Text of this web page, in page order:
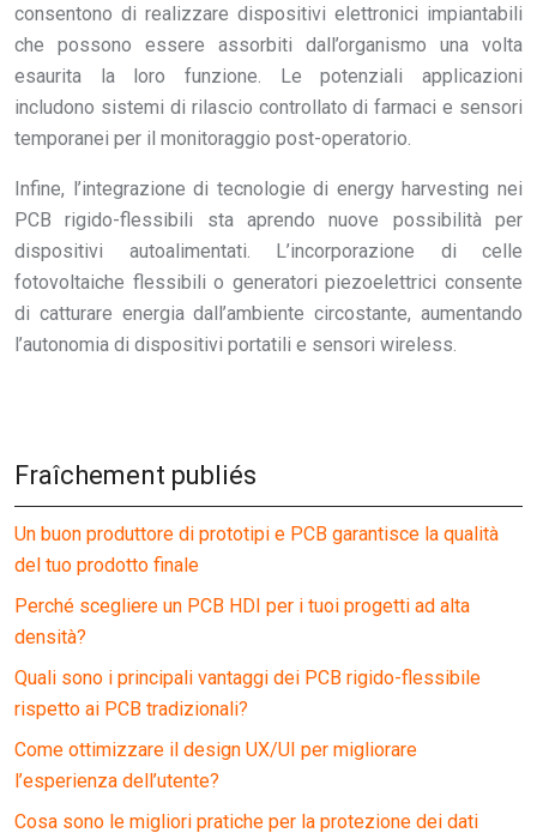
consentono di realizzare dispositivi elettronici impiantabili
che possono essere assorbiti dall’organismo una volta
esaurita la loro funzione. Le potenziali applicazioni
includono sistemi di rilascio controllato di farmaci e sensori
temporanei per il monitoraggio post-operatorio.
Infine, l’integrazione di tecnologie di energy harvesting nei
PCB rigido-flessibili sta aprendo nuove possibilità per
dispositivi autoalimentati. L’incorporazione di celle
fotovoltaiche flessibili o generatori piezoelettrici consente
di catturare energia dall’ambiente circostante, aumentando
l’autonomia di dispositivi portatili e sensori wireless.
Fraîchement publiés
Un buon produttore di prototipi e PCB garantisce la qualità
del tuo prodotto finale
Perché scegliere un PCB HDI per i tuoi progetti ad alta
densità?
Quali sono i principali vantaggi dei PCB rigido-flessibile
rispetto ai PCB tradizionali?
Come ottimizzare il design UX/UI per migliorare
l’esperienza dell’utente?
Cosa sono le migliori pratiche per la protezione dei dati